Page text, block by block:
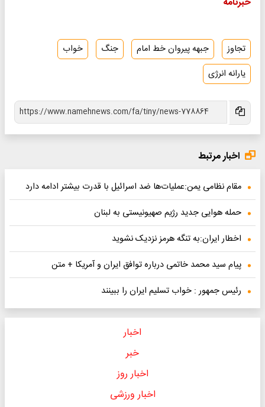
تجاوز جبهه پیروان خط امام جنگ
خواب
یارانه انرژی
اخبار مرتبط
مقام نظامی یمن:عملیات‌ها ضد اسرائیل با قدرت بیشتر ادامه دارد
حمله هوایی جدید رژیم صهیونیستی به لبنان
اخطار ایران:به تنگه هرمز نزدیک نشوید
پیام سید محمد خاتمی درباره توافق ایران و آمریکا + متن
رئیس جمهور : خواب تسلیم ایران را ببینند
اخبار
خبر
اخبار روز
اخبار ورزشی